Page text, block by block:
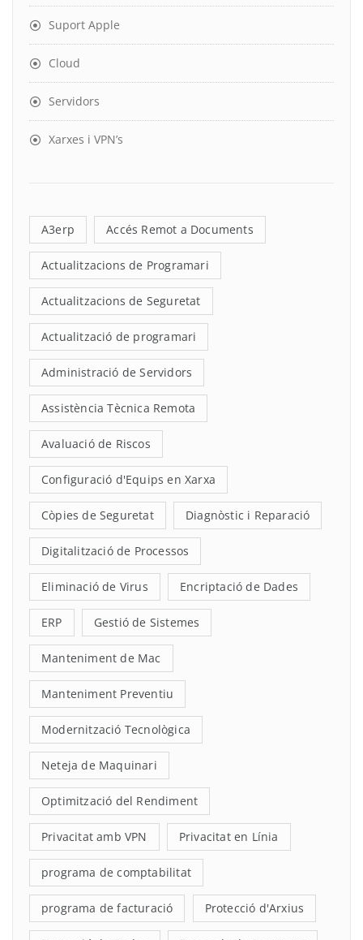
Suport Apple
Cloud
Servidors
Xarxes i VPN’s
A3erp Accés Remot a Documents
Actualitzacions de Programari
Actualitzacions de Seguretat
Actualització de programari
Administració de Servidors
Assistència Tècnica Remota
Avaluació de Riscos
Configuració d'Equips en Xarxa
Còpies de Seguretat Diagnòstic i Reparació
Digitalització de Processos
Eliminació de Virus Encriptació de Dades
ERP Gestió de Sistemes
Manteniment de Mac
Manteniment Preventiu
Modernització Tecnològica
Neteja de Maquinari
Optimització del Rendiment
Privacitat amb VPN Privacitat en Línia
programa de comptabilitat
programa de facturació Protecció d'Arxius